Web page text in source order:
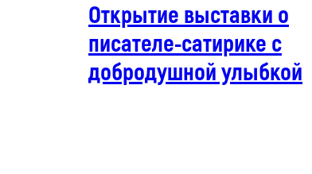
Открытие выставки о
писателе-сатирике с
добродушной улыбкой